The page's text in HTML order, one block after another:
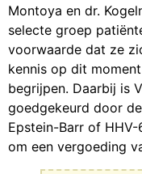
Montoya en dr.
selecte groep
voorwaarde dat ze
kennis op dit
begrijpen. Daarbij is
goedgekeurd door
Epstein-Barr of
om een vergoeding